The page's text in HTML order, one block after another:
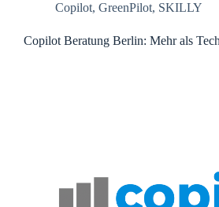
Copilot, GreenPilot, SKILLY
Copilot Beratung Berlin: Mehr als